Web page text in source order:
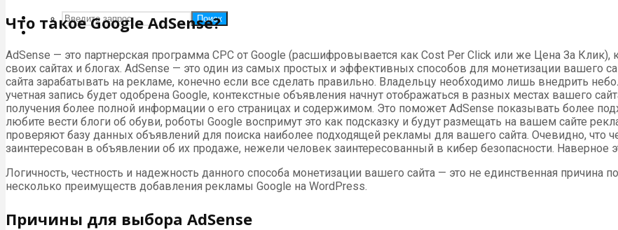
Поиск
Что такое Google AdSense?
AdSense — это партнерская программа CPC от Google (расшифровывается как Cost Per Click или же Цена За
своих сайтах и блогах. AdSense — это один из самых простых и эффективных способов для монетизации вашего
сайта зарабатывать на рекламе, конечно если все сделать правильно. Владельцу необходимо лишь внедрить
учетная запись будет одобрена Google, контекстные объявления начнут отображаться в разных местах вашего
получения более полной информации о его страницах и содержимом. Это поможет AdSense показывать более
любите вести блоги об обуви, роботы Google воспримут это как подсказку и будут размещать на вашем сайте
проверяют базу данных объявлений для поиска наиболее подходящей рекламы для вашего сайта. Очевидно, что
заинтересован в объявлении об их продаже, нежели человек заинтересованный в кибер безопасности. Наверное
Логичность, честность и надежность данного способа монетизации вашего сайта — это не единственная
несколько преимуществ добавления рекламы Google на WordPress.
Причины для выбора AdSense